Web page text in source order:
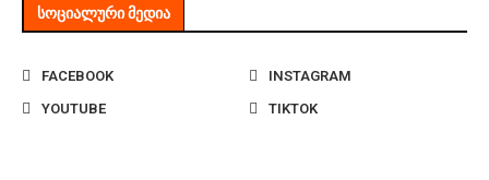
ᲡᲝᲪᲘᲐᲚᲣᲠᲘ ᲛᲔᲓᲘᲐ
FACEBOOK
INSTAGRAM
YOUTUBE
TIKTOK